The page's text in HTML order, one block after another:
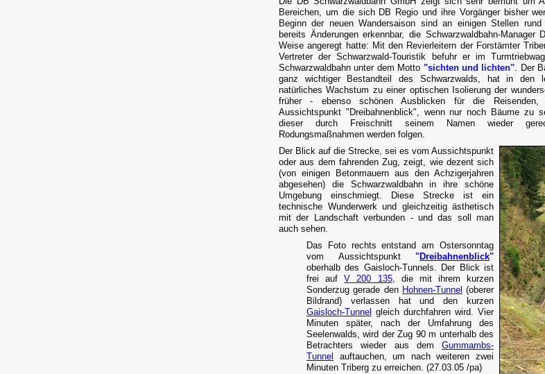
Bereichen, um die sich DB Regio und ihre Vorgänger bisher
Beginn der neuen Wandersaison sind an einigen Stellen
bereits Änderungen erkennbar, die Schwarzwaldbahn-Manager
Weise angeregt hatte: Mit den Revierleitern der Forstämter
Vertreter der Schwarzwald-Touristik befuhr er im
Schwarzwaldbahn unter dem Motto "sichten und lichten". Der
ganz wichtiger Bestandteil des Schwarzwalds, hat in den
natürliches Wachstum zu einer optischen Isolierung der
früher - ebenso schönen Ausblicken für die
Aussichtspunkt "Dreibahnenblick", wenn nur noch Bäume zu
dieser durch Freischnitt seinem Namen wieder
Rodungsmaßnahmen werden folgen.
Der Blick auf die Strecke, sei es vom Aussichtspunkt
oder aus dem fahrenden Zug, zeigt, wie dezent sich
(von einigen Betonmauern aus den Achzigerjahren
abgesehen) die Schwarzwaldbahn in ihre schöne
Umgebung einschmiegt. Diese Strecke ist ein
technische Wunderwerk und gleichzeitig ästhetisch
mit der Landschaft verbunden - und das soll man
auch sehen.
Das Foto rechts entstand am Ostersonntag
vom Aussichtspunkt "Dreibahnenblick"
oberhalb des Gaisloch-Tunnels. Der Blick ist
frei aufV 200 135, die mit ihrem kurzen
Sonderzug gerade den Hohnen-Tunnel (oberer
Bildrand) verlassen hat und den kurzen
Gaisloch-Tunnel gleich durchfahren wird. Vier
Minuten später, nach der Umfahrung des
Seelenwalds, wird der Zug 90 m unterhalb des
Betrachters wieder aus dem Gummambs-
Tunnel
auftauchen, um nach weiteren zwei
Minuten Triberg zu erreichen. (27.03.05 /pa)